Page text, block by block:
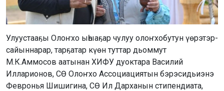
Улуустааҕы Олоҥхо ыһыаҕар чулуу олоҥхобутун үөрэтэр-
сайыннарар, тарҕатар күөн туттар дьоммут
М.К.Аммосов аатынан ХИФУ дуоктара Василий
Илларионов, СӨ Олоҥхо Ассоциациятын бэрэсидьиэнэ
Февронья Шишигина, СӨ Ил Дарханын стипендиата,